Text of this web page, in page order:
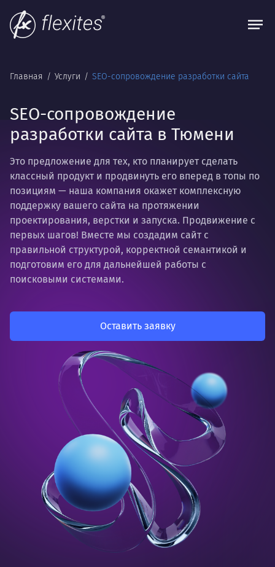
Главная Услуги SEO-сопровождение разработки сайта
SEO-сопровождение
разработки сайта в Тюмени
Это предложение для тех, кто планирует сделать
классный продукт и продвинуть его вперед в топы по
позициям — наша компания окажет комплексную
поддержку вашего сайта на протяжении
проектирования, верстки и запуска. Продвижение с
первых шагов! Вместе мы создадим сайт с
правильной структурой, корректной семантикой и
подготовим его для дальнейшей работы с
поисковыми системами.
Оставить заявку